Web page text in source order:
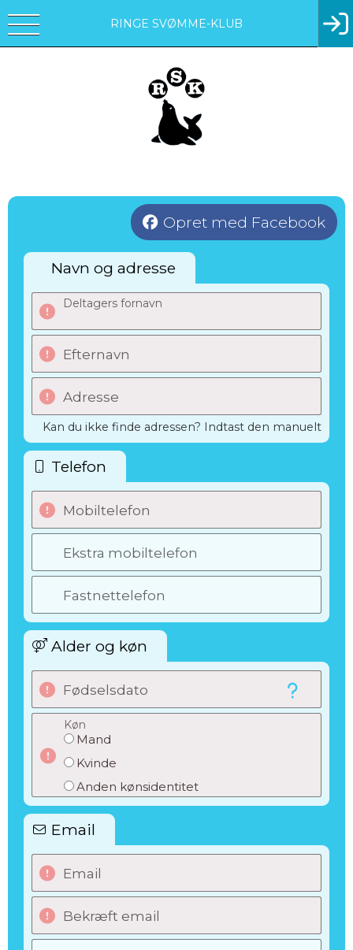
RINGE SVØMME-KLUB
Opret med Facebook
Navn og adresse
Deltagers fornavn
Efternavn
Adresse
Kan du ikke finde adressen? Indtast den manuelt
Telefon
Mobiltelefon
Ekstra mobiltelefon
Fastnettelefon
Alder og køn
Fødselsdato
Køn
Mand
Kvinde
Anden kønsidentitet
Email
Email
Bekræft email